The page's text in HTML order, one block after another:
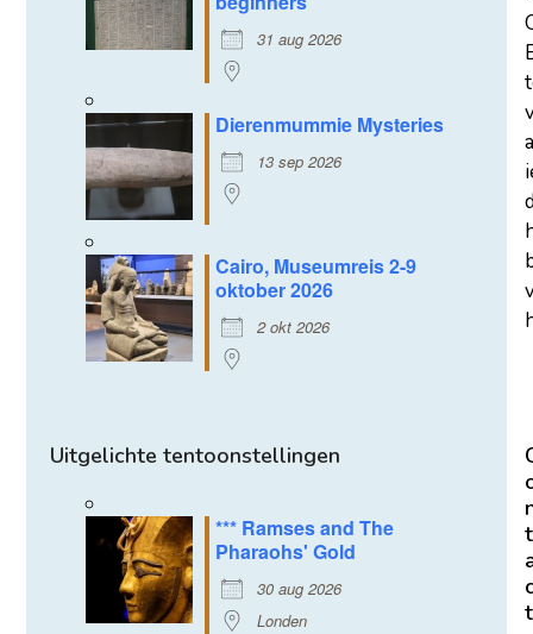
31 aug 2026
Dierenmummie Mysteries
13 sep 2026
Cairo, Museumreis 2-9
oktober 2026
2 okt 2026
Uitgelichte tentoonstellingen
*** Ramses and The
Pharaohs' Gold
30 aug 2026
Londen
t
t